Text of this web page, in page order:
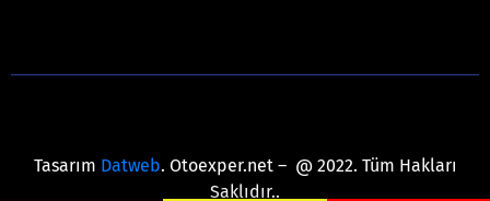
Tasarım Datweb. Otoexper.net – @ 2022. Tüm Hakları
Saklıdır..